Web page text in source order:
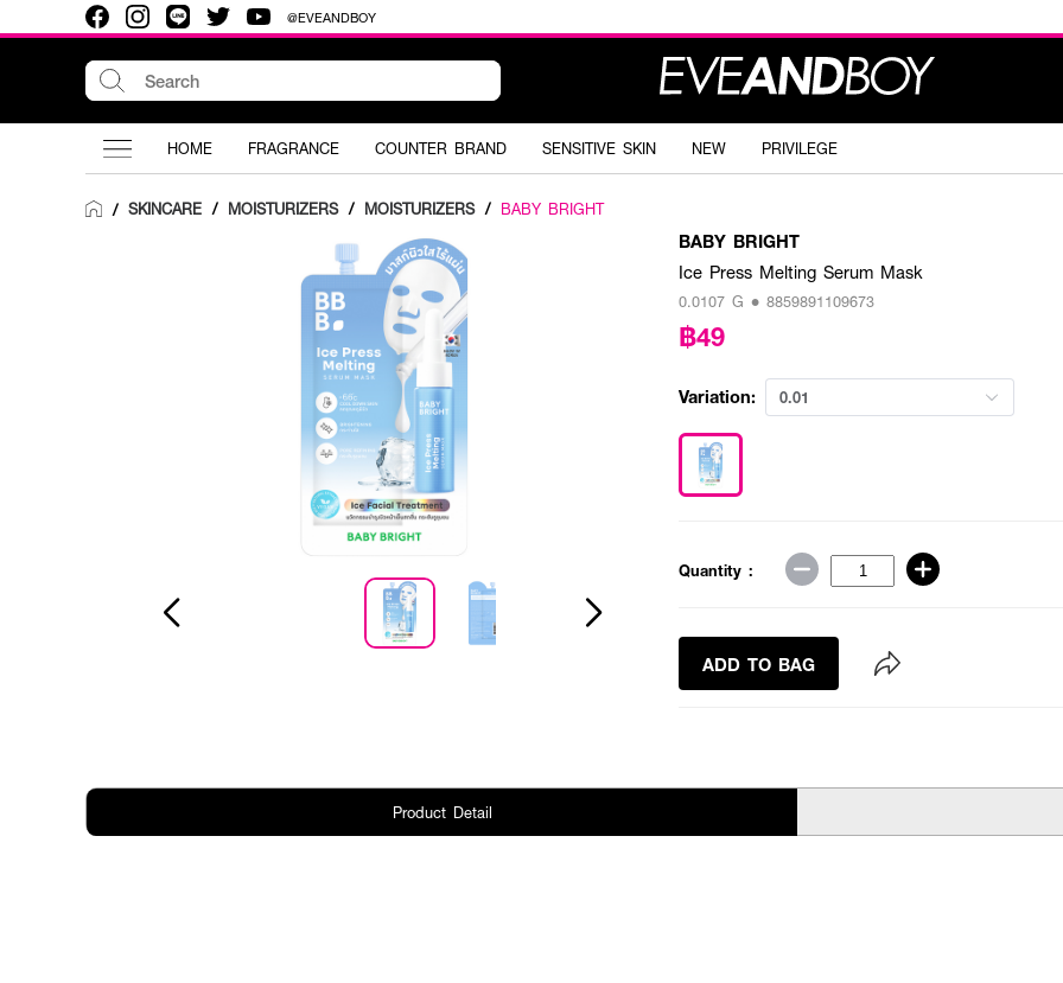
@EVEANDBOY
HOME FRAGRANCE COUNTER BRAND SENSITIVE SKIN NEW PRIVILEGE
/ SKINCARE / MOISTURIZERS / MOISTURIZERS / BABY BRIGHT
BABY BRIGHT
Ice Press Melting Serum Mask
0.0107 G • 8859891109673
฿49
Variation: 0.01
Quantity :
ADD TO BAG
Product Detail